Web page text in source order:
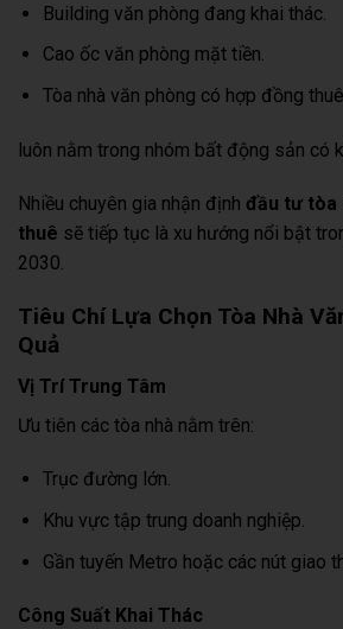
Building văn phòng đang khai thác.
Cao ốc văn phòng mặt tiền.
Tòa nhà văn phòng có hợp đồng
luôn nằm trong nhóm bất động sản có
Nhiều chuyên gia nhận định đầu tư tòa
thuê sẽ tiếp tục là xu hướng nổi bật
2030.
Tiêu Chí Lựa Chọn Tòa Nhà
Quả
Vị Trí Trung Tâm
Ưu tiên các tòa nhà nằm trên:
Trục đường lớn.
Khu vực tập trung doanh nghiệp.
Gần tuyến Metro hoặc các nút giao
Công Suất Khai Thác